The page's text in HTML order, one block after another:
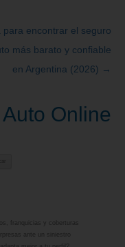
para encontrar el seguro
más barato y confiable
en Argentina (2026) →
Online
ante un siniestro